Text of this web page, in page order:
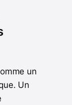
un
Un